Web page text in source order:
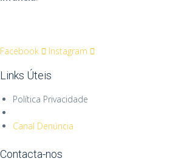
Facebook Instagram
Links Úteis
Política Privacidade
Canal Denúncia
Contacta-nos